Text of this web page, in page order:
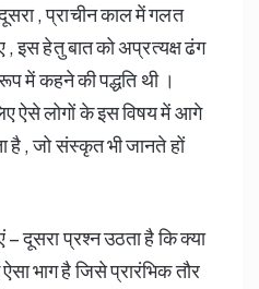
, प्राचीन काल में गलत
, इस हेतु बात को अप्रत्यक्ष ढंग
में कहने की पद्धति थी ।
ऐसे लोगों के इस विषय में आगे
, जो संस्कृत भी जानते हों
– दूसरा प्रश्न उठता है कि क्या
भाग है जिसे प्रारंभिक तौर